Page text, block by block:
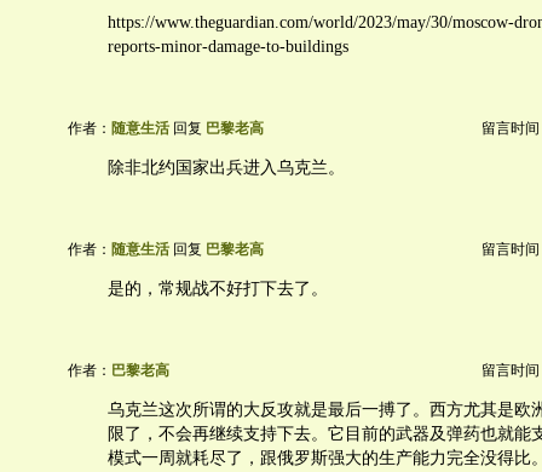
https://www.theguardian.com/world/2023/may/30/moscow-
reports-minor-damage-to-buildings
作者： 随意生活 回复 巴黎老高 留言时间
除非北约国家出兵进入乌克兰。
作者： 随意生活 回复 巴黎老高 留言时间
是的，常规战不好打下去了。
作者： 巴黎老高 留言时间
乌克兰这次所谓的大反攻就是最后一搏了。西方尤其是欧
限了，不会再继续支持下去。它目前的武器及弹药也就能
模式一周就耗尽了，跟俄罗斯强大的生产能力完全没得比